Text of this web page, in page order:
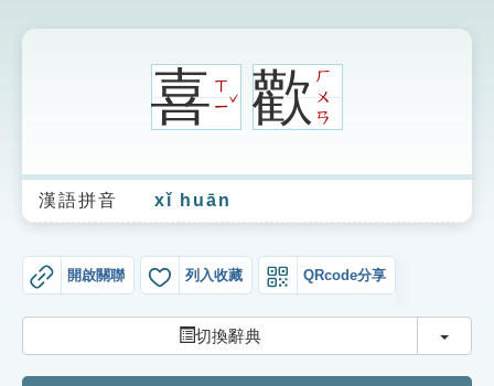
生字詞彙表
成語故事
索引選單
圖
喜ㄒ
ㄧ
ˇ歡ㄏ
ㄨ
ㄢ
漢語拼音 xǐ huān
開啟關聯 列入收藏 QRcode分享
切換辭典 切換